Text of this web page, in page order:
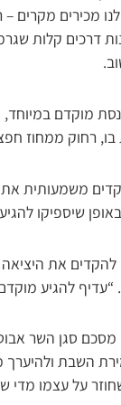
מכירים מקרים
דרכים קלות
מוקדם
רחוק ממחוז
משמעותית את
שיספיקו
את היציאה
“עדיף להגיע
סגן השר
השבת
על עצמו מדי